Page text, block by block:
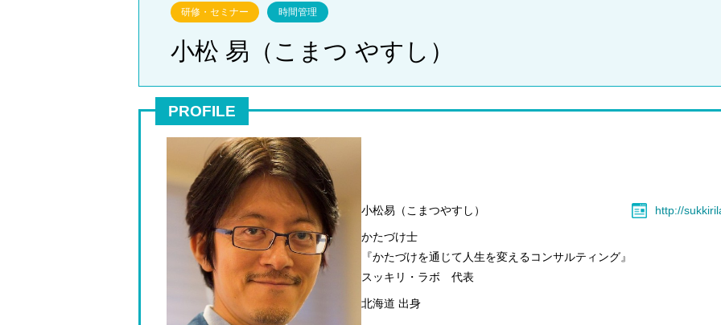
研修・セミナー 時間管理
小松 易（こまつ やすし）
PROFILE
小松易（こまつやすし）
かたづけ士
『かたづけを通じて人生を変えるコンサルティング』
スッキリ・ラボ 代表
北海道 出身
http://